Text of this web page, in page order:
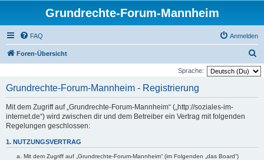
Grundrechte-Forum-Mannheim
FAQ Anmelden
Foren-Übersicht
u
Sprache:
Grundrechte-Forum-Mannheim - Registrierung
Mit dem Zugriff auf „Grundrechte-Forum-Mannheim“ („http://soziales-im-
internet.de“) wird zwischen dir und dem Betreiber ein Vertrag mit folgenden
Regelungen geschlossen:
1. NUTZUNGSVERTRAG
Mit dem Zugriff auf „Grundrechte-Forum-Mannheim“ (im Folgenden „das Board“)